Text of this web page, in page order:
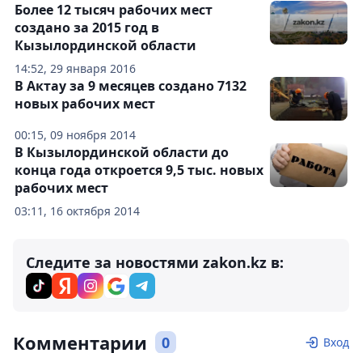
14:52, 29 января 2016
Более 12 тысяч рабочих мест
создано за 2015 год в
Кызылординской области
00:15, 09 ноября 2014
В Актау за 9 месяцев создано 7132
новых рабочих мест
03:11, 16 октября 2014
В Кызылординской области до
конца года откроется 9,5 тыс. новых
рабочих мест
Следите за новостями zakon.kz в:
Комментарии 0 Вход